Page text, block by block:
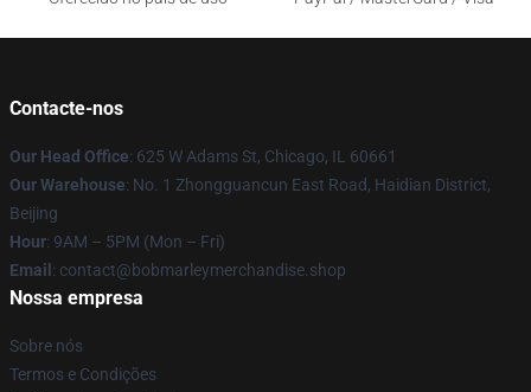
Contacte-nos
Our Head Office: 625 W Adams St, Chicago, IL 60661
Our Warehouse: No. 1 Zhongguancun East Road, Haidian District,
Beijing
Hour: 9AM – 5PM (Mon – Fri)
Email : contact@bobmarleymerchandise.shop
Nossa empresa
Sobre nós
Termos e Condições